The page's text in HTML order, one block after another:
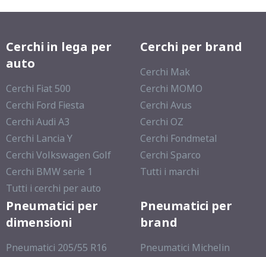
Cerchi in lega per
auto
Cerchi Fiat 500
Cerchi Ford Fiesta
Cerchi Audi A3
Cerchi Lancia Y
Cerchi Volkswagen Golf
Cerchi BMW serie 1
Tutti i cerchi per auto
Cerchi per brand
Cerchi Mak
Cerchi MOMO
Cerchi Avus
Cerchi OZ
Cerchi Fondmetal
Cerchi Sparco
Tutti i marchi
Pneumatici per
dimensioni
Pneumatici 205/55 R16
Pneumatici per
brand
Pneumatici Michelin